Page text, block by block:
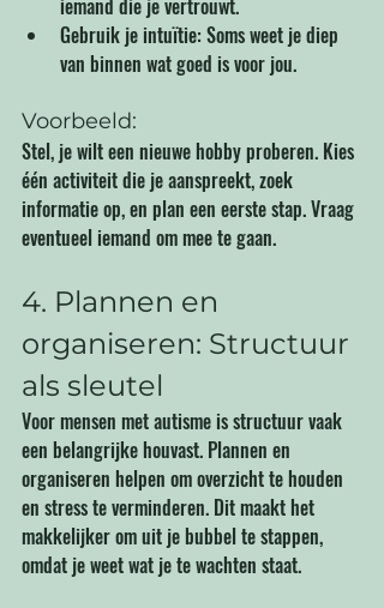
iemand die je vertrouwt.
Gebruik je intuïtie: Soms weet je diep
van binnen wat goed is voor jou.
Voorbeeld:
Stel, je wilt een nieuwe hobby proberen. Kies
één activiteit die je aanspreekt, zoek
informatie op, en plan een eerste stap. Vraag
eventueel iemand om mee te gaan.
4. Plannen en
organiseren: Structuur
als sleutel
Voor mensen met autisme is structuur vaak
een belangrijke houvast. Plannen en
organiseren helpen om overzicht te houden
en stress te verminderen. Dit maakt het
makkelijker om uit je bubbel te stappen,
omdat je weet wat je te wachten staat.